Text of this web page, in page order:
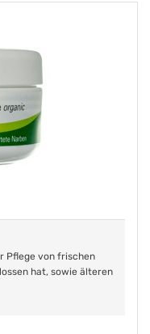
Pflege von frischen
hat, sowie älteren